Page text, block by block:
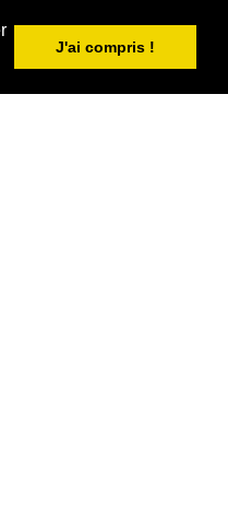
J'ai compris !